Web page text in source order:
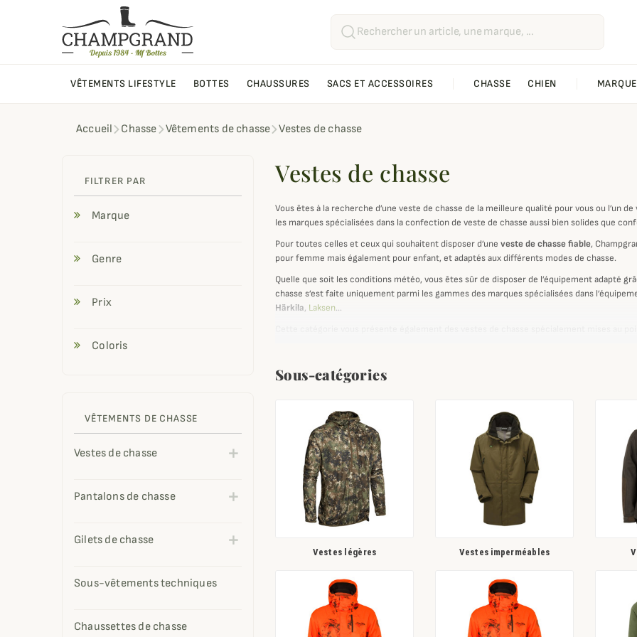
VÊTEMENTS LIFESTYLE BOTTES CHAUSSURES SACS ET ACCESSOIRES CHASSE CHIEN
Accueil Chasse Vêtements de chasse Vestes de chasse
FILTRER PAR
Marque
Genre
Prix
Coloris
VÊTEMENTS DE CHASSE
Vestes de chasse
Pantalons de chasse
Gilets de chasse
Sous-vêtements techniques
Chaussettes de chasse
Vestes de chasse
Vous êtes à la recherche d’une veste de chasse de la meilleure qualité pour vous ou l’un
les marques spécialisées dans la confection de veste de chasse aussi bien solides que
Pour toutes celles et ceux qui souhaitent disposer d’une veste de chasse fiable,
pour femme mais également pour enfant, et adaptés aux différents modes de chasse.
Quelle que soit les conditions météo, vous êtes sûr de disposer de l’équipement adapté
chasse s’est faite uniquement parmi les gammes des marques spécialisées dans
Härkila, Laksen…
Nos vestes s’adressent aussi bien aux professionnels à la recherche d’un équipement
Afin de convenir à tous les styles et de répondre à toutes les exigences, nous vous
Sous-catégories
Vestes légères Vestes imperméables